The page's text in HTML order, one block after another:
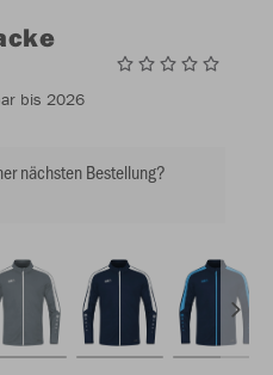
bis 2026
nächsten Bestellung?